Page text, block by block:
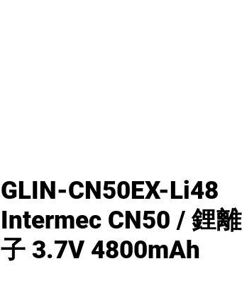
GLIN-CN50EX-Li48
Intermec CN50 / 鋰離
子 3.7V 4800mAh